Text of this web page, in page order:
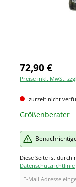
72,90 €
Preise inkl. MwSt.
zurzeit nicht
Größenberater
Diese Seite ist durch
Datenschutzrichtlinie